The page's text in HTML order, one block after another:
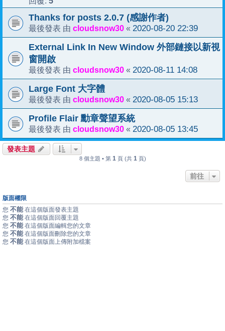
Thanks for posts 2.0.7 (感謝作者)
最後發表 由 cloudsnow30 « 2020-08-20 22:39
External Link In New Window 外部鏈接以新視
窗開啟
最後發表 由 cloudsnow30 « 2020-08-11 14:08
Large Font 大字體
最後發表 由 cloudsnow30 « 2020-08-05 15:13
Profile Flair 勳章聲望系統
最後發表 由 cloudsnow30 « 2020-08-05 13:45
發表主題
8 個主題 • 第 1 頁 (共 1 頁)
前往
版面權限
您 不能 在這個版面發表主題
您 不能 在這個版面回覆主題
您 不能 在這個版面編輯您的文章
您 不能 在這個版面刪除您的文章
您 不能 在這個版面上傳附加檔案